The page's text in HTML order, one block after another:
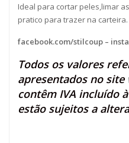
Ideal para cortar peles,limar
pratico para trazer na carteira.
facebook.com/stilcoup –
Todos os valores
apresentados no site
contêm IVA incluído
estão sujeitos a